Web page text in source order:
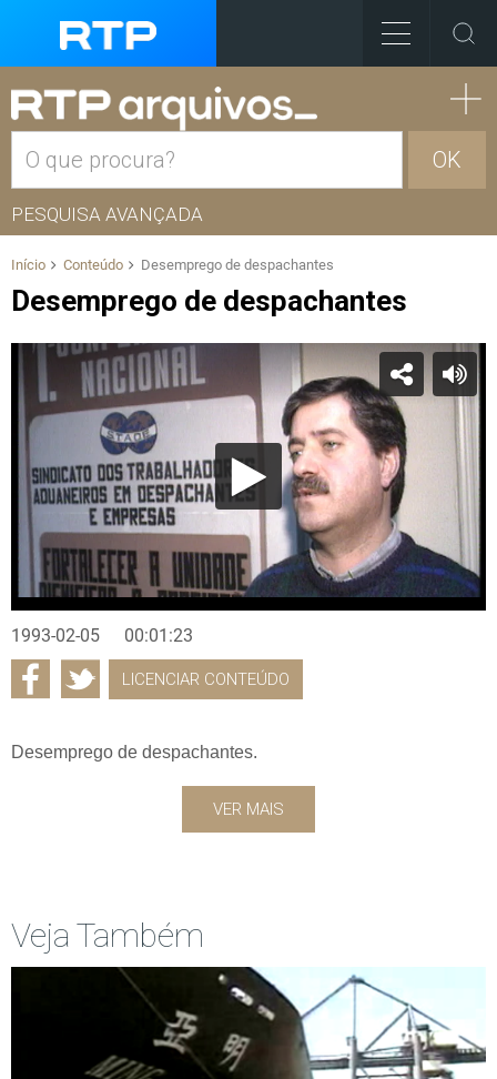
OK
PESQUISA AVANÇADA
Início Conteúdo Desemprego de despachantes
Desemprego de despachantes
1993-02-05 00:01:23
LICENCIAR CONTEÚDO
Desemprego de despachantes.
VER MAIS
Veja Também